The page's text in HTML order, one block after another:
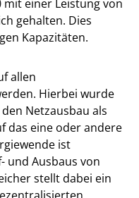
einer Leistung von
gehalten. Dies
Kapazitäten.
allen
Hierbei wurde
Netzausbau als
das eine oder andere
ist
und Ausbaus von
stellt dabei ein